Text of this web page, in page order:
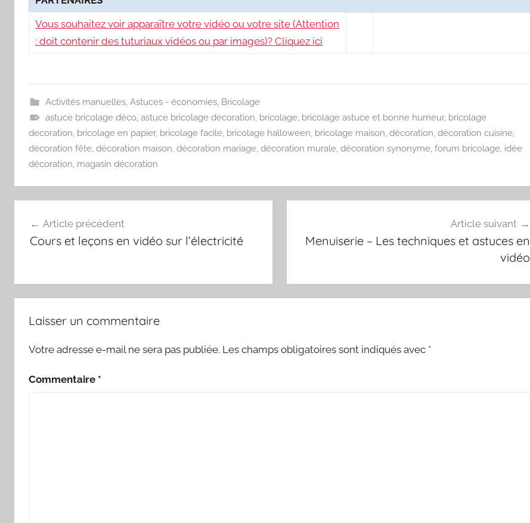
Vous souhaitez voir apparaître votre vidéo ou votre site (Attention
: doit contenir des tuturiaux vidéos ou par images)? Cliquez ici
Activités manuelles, Astuces - économies, Bricolage
astuce bricolage déco, astuce bricolage decoration bricolage, bricolage astuce et bonne humeur, bricolage
decoration bricolage en papier, bricolage facile bricolage halloween bricolage maison décoration décoration cuisine
décoration fête décoration maison décoration mariage décoration murale décoration synonyme forum bricolage idée
décoration magasin décoration
de
Article précédent
Cours et leçons en vidéo sur l’électricité
Article suivant
Menuiserie – Les techniques et astuces en
vidéo
Laisser un commentaire
Votre adresse e-mail ne sera pas publiée. Les champs obligatoires sont indiqués avec *
Commentaire *